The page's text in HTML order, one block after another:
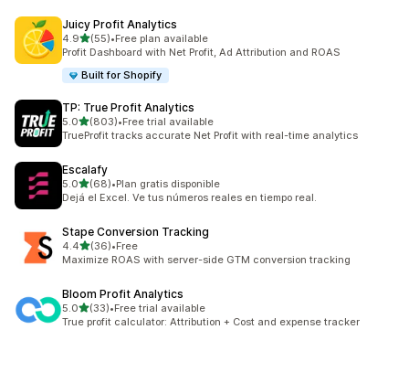
Juicy Profit Analytics
4.9滿分 5 顆星
(55)
共有 55 則評價
•Free plan available
Profit Dashboard with Net Profit, Ad Attribution and ROAS
Built for Shopify
TP: True Profit Analytics
5.0滿分 5 顆星
(803)
共有 803 則評價
•Free trial available
TrueProfit tracks accurate Net Profit with real-time analytics
Escalafy
5.0滿分 5 顆星
(68)
共有 68 則評價
•Plan gratis disponible
Dejá el Excel. Ve tus números reales en tiempo real.
Stape Conversion Tracking
4.4滿分 5 顆星
(36)
共有 36 則評價
•Free
Maximize ROAS with server-side GTM conversion tracking
Bloom Profit Analytics
5.0滿分 5 顆星
(33)
共有 33 則評價
•Free trial available
True profit calculator: Attribution + Cost and expense tracker